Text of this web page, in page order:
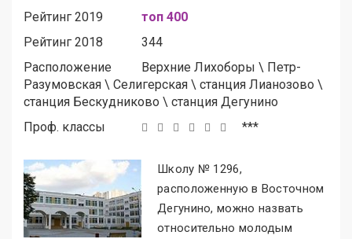
Рейтинг 2019
топ 400
Рейтинг 2018
344
Расположение
Верхние Лихоборы \ Петр-
Разумовская \ Селигерская \ станция Лианозово \
станция Бескудниково \ станция Дегунино
Проф. классы
***
Школу № 1296,
расположенную в Восточном
Дегунино, можно назвать
относительно молодым